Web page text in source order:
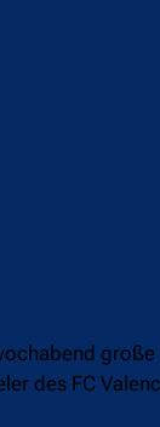
große
des FC